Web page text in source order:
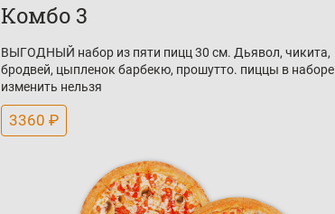
Комбо 3
ВЫГОДНЫЙ набор из пяти пицц 30 см. Дьявол, чикита,
бродвей, цыпленок барбекю, прошутто. пиццы в наборе
изменить нельзя
3360 ₽